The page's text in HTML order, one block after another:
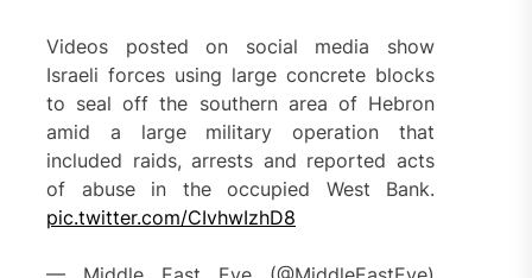
Videos posted on social media show
Israeli forces using large concrete blocks
to seal off the southern area of Hebron
amid a large military operation that
included raids, arrests and reported acts
of abuse in the occupied West Bank.
pic.twitter.com/CIvhwIzhD8